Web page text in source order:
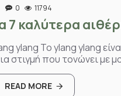
0 11794
7 καλύτερα
ylang Το ylang ylang
στιγμή που τονώνει με
READ MORE